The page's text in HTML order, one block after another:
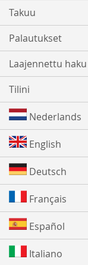
Takuu
Palautukset
Laajennettu haku
Tilini
Nederlands
English
Deutsch
Français
Español
Italiano